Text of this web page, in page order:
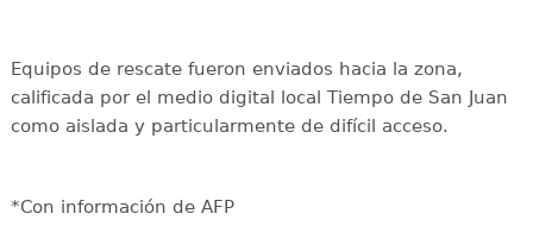
Equipos de rescate fueron enviados hacia la zona,
calificada por el medio digital local Tiempo de San Juan
como aislada y particularmente de difícil acceso.
*Con información de AFP